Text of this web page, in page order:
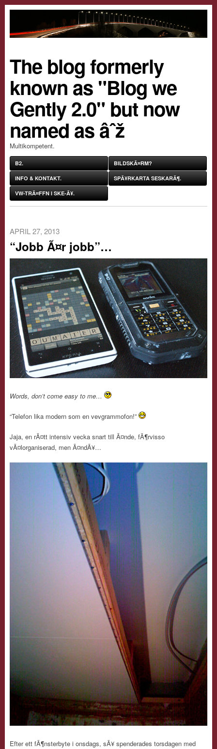
The blog formerly
known as "Blog we
Gently 2.0" but now
named as âˆž
Multikompetent.
B2. BILDSKÃ¤RM?
INFO & KONTAKT. SPÃ¥RKARTA SESKARÃ¶.
VW-TRÃ¤FFN I SKE-Ã¥.
APRIL 27, 2013
“Jobb Ã¤r jobb”…
Words, don’t come easy to me…
“Telefon lika modern som en vevgrammofon!”
Jaja, en rÃ¤tt intensiv vecka snart till Ã¤nde, fÃ¶rvisso
vÃ¤lorganiserad, men Ã¤ndÃ¥…
Efter ett fÃ¶nsterbyte i onsdags, sÃ¥ spenderades torsdagen med